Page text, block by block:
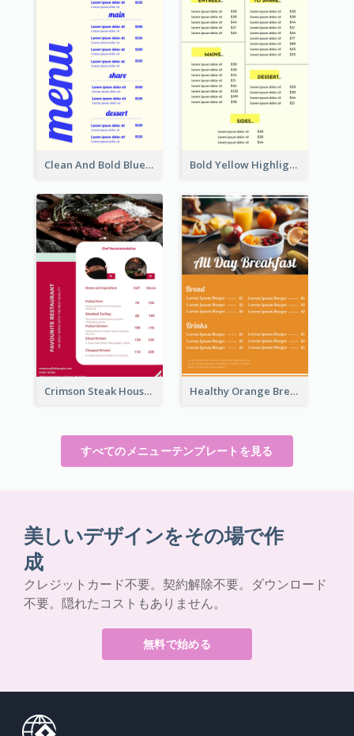
Clean And Bold Blue Menu Design Inspiration Bold Yellow Highlight Simple Food Menu Design
Crimson Steak House Restaurant Menu Design Healthy Orange Breakfast Restaurants Menu Design Ideas
すべてのメニューテンプレートを見る
美しいデザインをその場で作
成
クレジットカード不要。契約解除不要。ダウンロード
不要。隠れたコストもありません。
無料で始める